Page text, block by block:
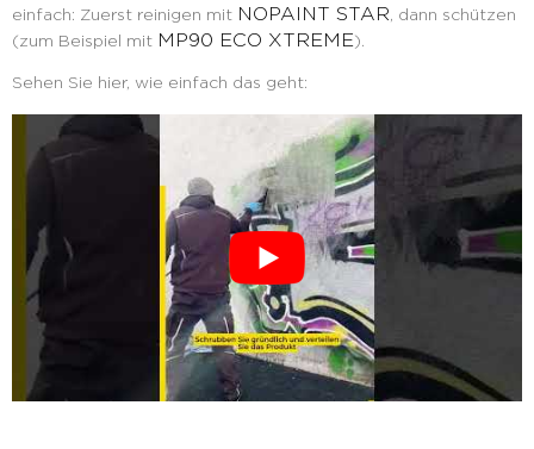
einfach: Zuerst reinigen mit NOPAINT STAR, dann schützen
(zum Beispiel mit MP90 ECO XTREME).
Sehen Sie hier, wie einfach das geht: